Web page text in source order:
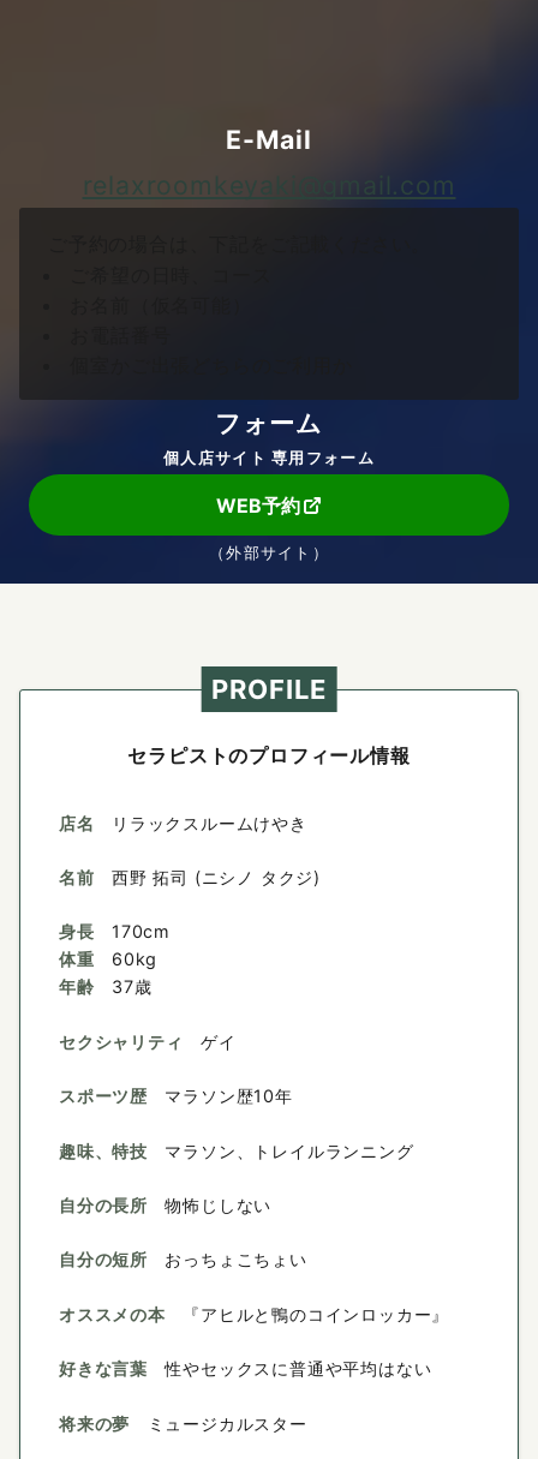
E-Mail
relaxroomkeyaki@gmail.com
フォーム
個人店サイト 専用フォーム
WEB予約
（外部サイト）
PROFILE
セラピストのプロフィール情報
店名 リラックスルームけやき
名前 西野 拓司 (ニシノ タクジ)
身長
体重
年齢
170cm
60kg
37歳
セクシャリティ ゲイ
スポーツ歴 マラソン歴10年
趣味、特技 マラソン、トレイルランニング
自分の長所 物怖じしない
自分の短所 おっちょこちょい
オススメの本 『アヒルと鴨のコインロッカー』
好きな言葉 性やセックスに普通や平均はない
将来の夢 ミュージカルスター